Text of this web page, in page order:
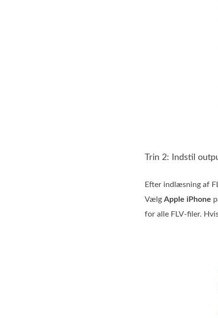
Trin 2: Indstil
Efter indlæsning af
Vælg Apple iPhone
for alle FLV-filer.